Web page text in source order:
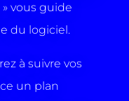
» vous guide
du logiciel.
à suivre vos
un plan